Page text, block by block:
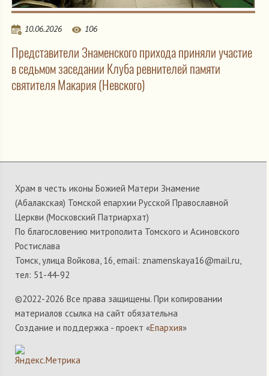
10.06.2026 106
Представители Знаменского прихода приняли участие
в седьмом заседании Клуба ревнителей памяти
святителя Макария (Невского)
Храм в честь иконы Божией Матери Знамение
(Абалакская) Томской епархии Русской Православной
Церкви (Московский Патриархат)
По благословению митрополита Томского и Асиновского
Ростислава
Томск, улица Войкова, 16, email: znamenskaya16@mail.ru,
тел: 51-44-92
©2022-2026 Все права защищены. При копировании
материалов ссылка на сайт обязательна
Создание и поддержка - проект «Епархия»